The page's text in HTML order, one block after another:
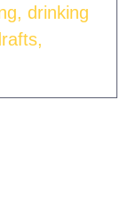
drinking